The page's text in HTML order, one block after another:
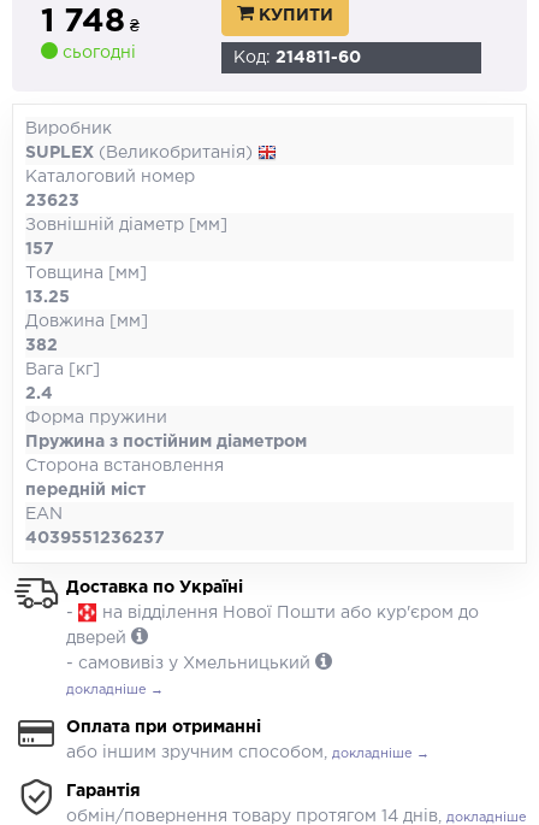
1 748 ₴
сьогодні
КУПИТИ
Код: 214811-60
Виробник
SUPLEX (Великобританія)
Каталоговий номер
23623
Зовнішній діаметр [мм]
157
Товщина [мм]
13.25
Довжина [мм]
382
Вага [кг]
2.4
Форма пружини
Пружина з постійним діаметром
Сторона встановлення
передній міст
EAN
4039551236237
Доставка по Україні
-
на відділення Нової Пошти або кур'єром до
дверей
- самовивіз у Хмельницький
докладніше →
Оплата при отриманні
або іншим зручним способом, докладніше →
Гарантія
обмін/повернення товару протягом 14 днів, докладніше